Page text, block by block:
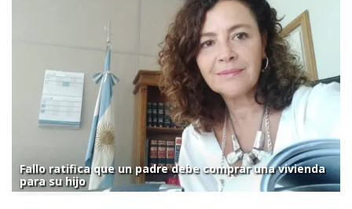
Fallo ratifica que un padre debe comprar una vivienda
para su hijo